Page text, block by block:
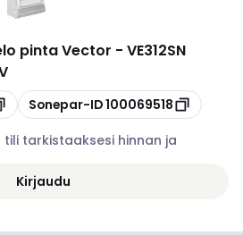
pinta Vector - VE312SN
Kopioi
Sonepar-ID100069518
tarkistaaksesi hinnan ja
Kirjaudu